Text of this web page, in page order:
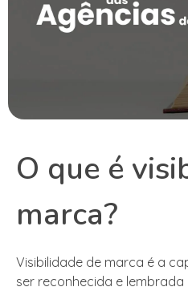
O que é
marca?
Visibilidade de marca é a
ser reconhecida e lembrada